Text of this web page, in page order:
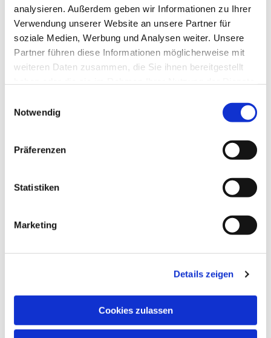
analysieren. Außerdem geben wir Informationen zu Ihrer
Verwendung unserer Website an unsere Partner für
soziale Medien, Werbung und Analysen weiter. Unsere
Partner führen diese Informationen möglicherweise mit
weiteren Daten zusammen, die Sie ihnen bereitgestellt
Notwendig
Präferenzen
Statistiken
Marketing
Details zeigen
Cookies zulassen
Dies könnte Sie auch
interessieren